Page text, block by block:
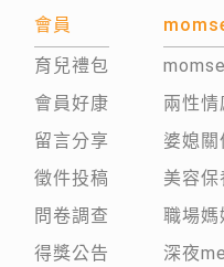
會員
育兒禮包
會員好康
留言分享
徵件投稿
問卷調查
得獎公告
兩性情
婆媳關
美容保
職場媽
深夜